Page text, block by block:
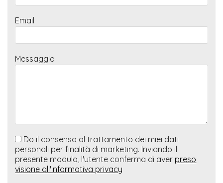
Email
Messaggio
Do il consenso al trattamento dei miei dati
personali per finalità di marketing. Inviando il
presente modulo, l'utente conferma di aver preso
visione all'informativa privacy